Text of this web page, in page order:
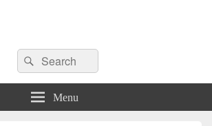
Search
for:
Search
Menu